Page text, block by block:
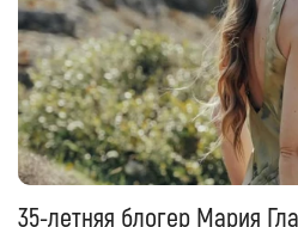
35-летняя блогер Мария